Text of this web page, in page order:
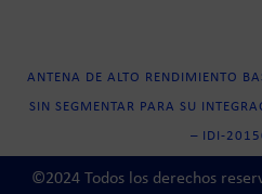
ANTENA DE ALTO RENDIMIENTO
SIN SEGMENTAR PARA SU
– IDI-
©2024 Todos los derechos